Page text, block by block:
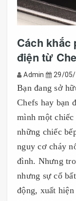
Cách khắc
điện từ
Admin 29/
Bạn đang sở
Chefs hay bạn
mình một chiếc
những chiếc
nguy cơ cháy
đình. Nhưng
nhưng sự cố
động, xuất